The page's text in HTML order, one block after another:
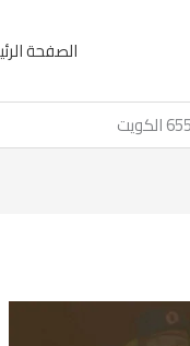
الصفحة